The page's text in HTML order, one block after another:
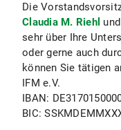
Die
Claudia M. Riehl
sehr über Ihre
oder gerne auch
können Sie tätigen
IFM e.V.
IBAN:
BIC: